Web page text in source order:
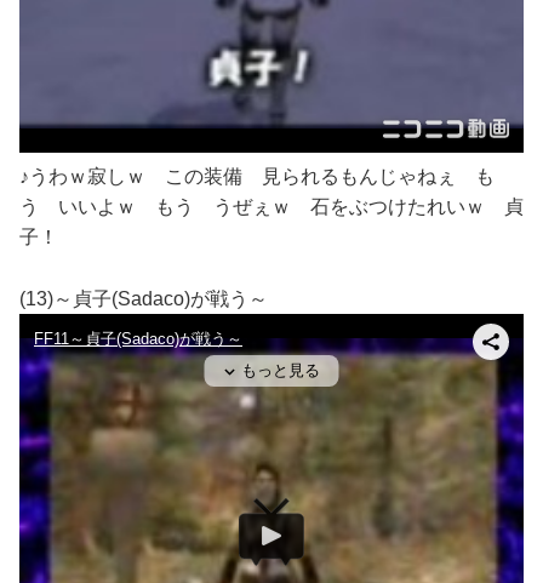
♪うわｗ寂しｗ この装備 見られるもんじゃねぇ も
う いいよｗ もう うぜぇｗ 石をぶつけたれいｗ 貞
子！
(13)～貞子(Sadaco)が戦う～